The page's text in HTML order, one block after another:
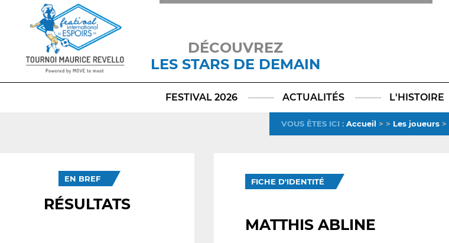
DÉCOUVREZ
LES STARS DE DEMAIN
TikTokLinkedIn
X
FESTIVAL 2026 ACTUALITÉS L'HISTOIRE
VOUS ÊTES ICI : Accueil > > Les joueurs >
EN BREF
RÉSULTATS
FICHE D'IDENTITÉ
MATTHIS ABLINE